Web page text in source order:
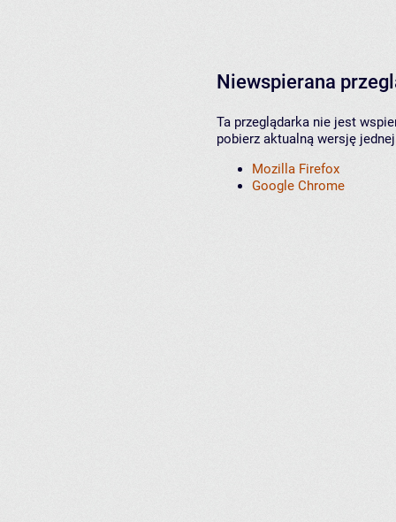
Niewspierana
Ta przeglądarka nie jest
pobierz aktualną wersję
Mozilla Firefox
Google Chrome